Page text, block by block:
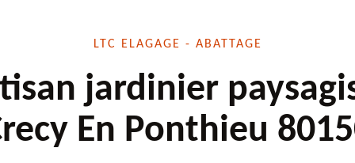
LTC ELAGAGE - ABATTAGE
jardinier
En Ponthieu